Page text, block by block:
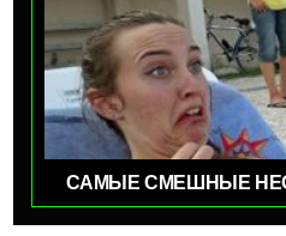
САМЫЕ СМЕШНЫЕ